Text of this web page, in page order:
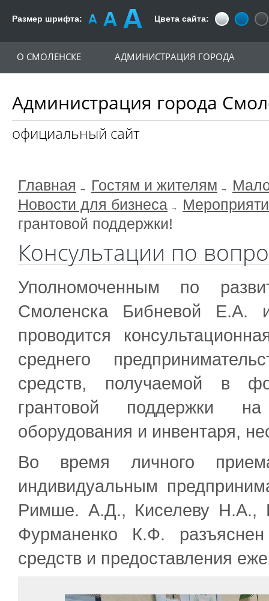
Размер шрифта: Цвета сайта:
Администрация города
официальный сайт
О СМОЛЕНСКЕ АДМИНИСТРАЦИЯ ГОРОДА
Главная Гостям и жителям
Новости для бизнеса
грантовой поддержки!
Консультации по
Уполномоченным по
Смоленска Бибневой Е.А.
проводится
среднего
средств, получаемой в
грантовой поддержки
оборудования и инвентаря,
Во время личного
индивидуальным
Римше. А.Д., Киселеву Н.А.,
Фурманенко К.Ф.
средств и предоставления